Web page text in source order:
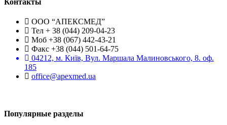
Контакты
ООО “АПЕКСМЕД”
Тел + 38 (044) 209-04-23
Моб +38 (067) 442-43-21
Факс +38 (044) 501-64-75
04212, м. Київ, Вул. Маршала Малиновського, 8. оф.
185
office@apexmed.ua
Популярные разделы